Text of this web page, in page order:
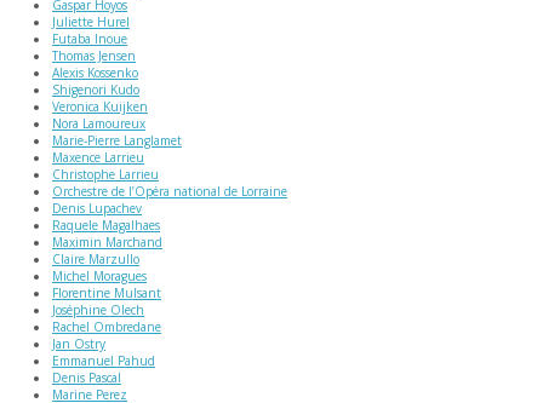
Gaspar Hoyos
Juliette Hurel
Futaba Inoue
Thomas Jensen
Alexis Kossenko
Shigenori Kudo
Veronica Kuijken
Nora Lamoureux
Marie-Pierre Langlamet
Maxence Larrieu
Christophe Larrieu
Orchestre de l’Opéra national de Lorraine
Denis Lupachev
Raquele Magalhaes
Maximin Marchand
Claire Marzullo
Michel Moragues
Florentine Mulsant
Joséphine Olech
Rachel Ombredane
Jan Ostry
Emmanuel Pahud
Denis Pascal
Marine Perez